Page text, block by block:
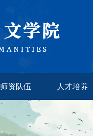
师资队伍 人才培养